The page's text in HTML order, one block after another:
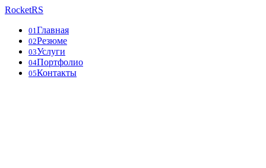
RocketRS
01Главная
02Резюме
03Услуги
04Портфолио
05Контакты